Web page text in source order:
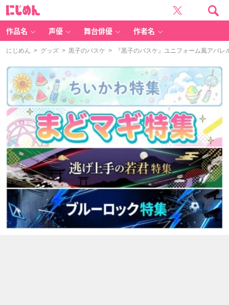
作品名 声優 舞台俳優 作者名
にじめん > グッズ > 黒子のバスケ > 『黒子のバスケ』ユニフォーム風アパレ